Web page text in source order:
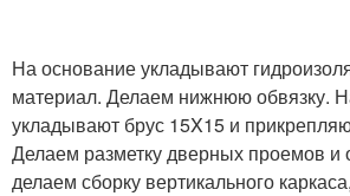
На основание укладывают
материал. Делаем нижнюю обвязку.
укладывают брус 15X15 и
Делаем разметку дверных проемов и
делаем сборку вертикального